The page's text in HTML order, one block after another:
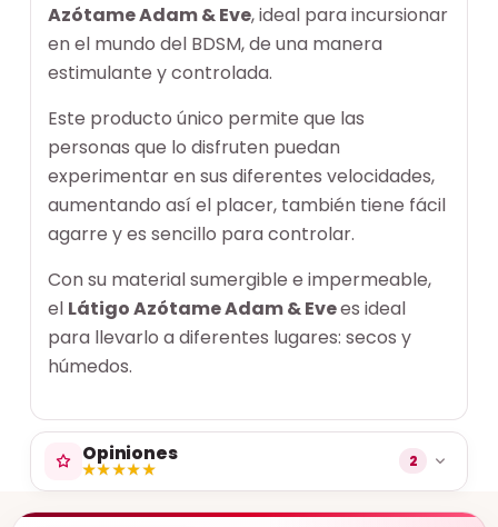
Azótame Adam & Eve, ideal para incursionar
en el mundo del BDSM, de una manera
estimulante y controlada.
Este producto único permite que las
personas que lo disfruten puedan
experimentar en sus diferentes velocidades,
aumentando así el placer, también tiene fácil
agarre y es sencillo para controlar.
Con su material sumergible e impermeable,
el Látigo Azótame Adam & Evees ideal
para llevarlo a diferentes lugares: secos y
húmedos.
Opiniones
★★★★★
★★★★★ 2